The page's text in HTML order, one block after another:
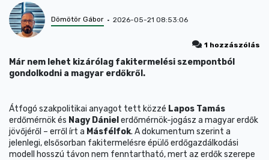
Dömötör Gábor 2026-05-21 08:53:06
1 hozzászólás
Már nem lehet kizárólag fakitermelési szempontból
gondolkodni a magyar erdőkről.
Átfogó szakpolitikai anyagot tett közzé Lapos Tamás
erdőmérnök és Nagy Dániel erdőmérnök-jogász a magyar erdők
jövőjéről – erről írt a Másfélfok. A dokumentum szerint a
jelenlegi, elsősorban fakitermelésre épülő erdőgazdálkodási
modell hosszú távon nem fenntartható, mert az erdők szerepe